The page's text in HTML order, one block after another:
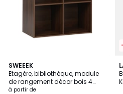
SWEEEK
Etagère, bibliothèque, module
de rangement décor bois 4
à partir de
3
Couleurs